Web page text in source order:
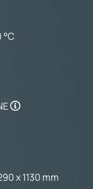
°C
x 1130 mm